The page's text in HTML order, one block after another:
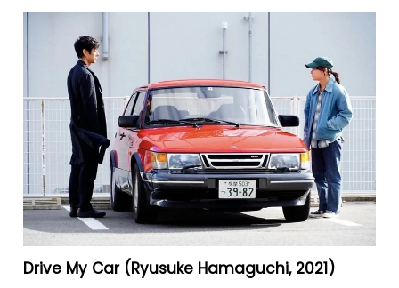
Drive My Car (Ryusuke Hamaguchi, 2021)